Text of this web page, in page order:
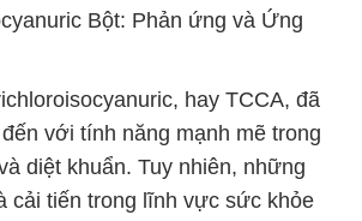
Bột: Phản ứng và Ứng
hay TCCA, đã
với tính năng mạnh mẽ trong
diệt khuẩn. Tuy nhiên, những
cải tiến trong lĩnh vực sức khỏe